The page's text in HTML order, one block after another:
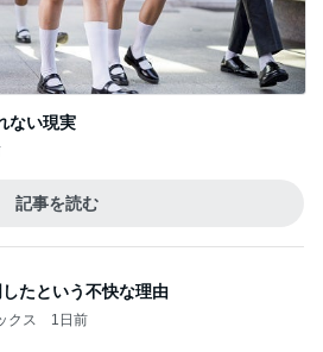
ない現実
記事を読む
たという不快な理由
クス 1日前